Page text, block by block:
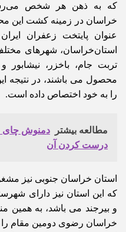
که به ذهن هر شخص
خراسان در زمینه کشت این
عنوان پایتخت زعفران
استان‌خراسان، شهرهای
تربت جام، باخزر،
محصول می باشند، در نتیجه
را به خود اختصاص داده است.
مطالعه بیشتر
دمنوش چای
درست کردن آن
استان خراسان جنوبی نیز
که این استان نیز دارای
و بیرجند می باشد، به همین
خراسان رضوی دومین مقام